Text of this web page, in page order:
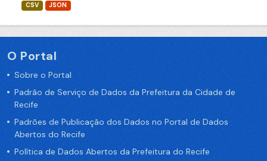
CSV JSON
O Portal
Sobre o Portal
Padrão de Serviço de Dados da Prefeitura da Cidade de
Recife
Padrões de Publicação dos Dados no Portal de Dados
Abertos do Recife
Política de Dados Abertos da Prefeitura do Recife